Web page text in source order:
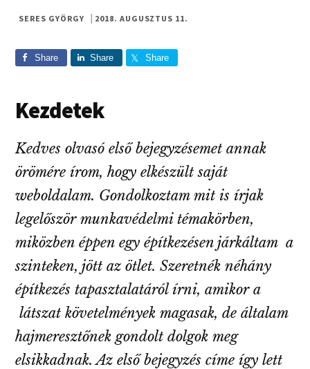
SERES GYÖRGY 2018. AUGUSZTUS 11.
Share Share Share
Kezdetek
Kedves olvasó első bejegyzésemet annak
örömére írom, hogy elkészült saját
weboldalam. Gondolkoztam mit is írjak
legelőször munkavédelmi témakörben,
miközben éppen egy építkezésen járkáltam a
szinteken, jött az ötlet. Szeretnék néhány
építkezés tapasztalatáról írni, amikor a
látszat követelmények magasak, de általam
hajmeresztőnek gondolt dolgok meg
elsikkadnak. Az első bejegyzés címe így lett